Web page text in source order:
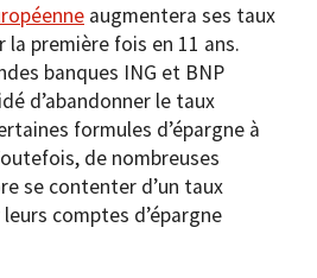
augmentera ses taux
première fois en 11 ans.
banques ING et BNP
d’abandonner le taux
formules d’épargne à
de nombreuses
se contenter d’un taux
comptes d’épargne